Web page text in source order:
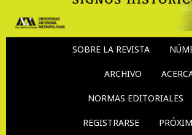
SOBRE LA REVISTA
ARCHIVO
NORMAS EDITORIALES
REGISTRARSE